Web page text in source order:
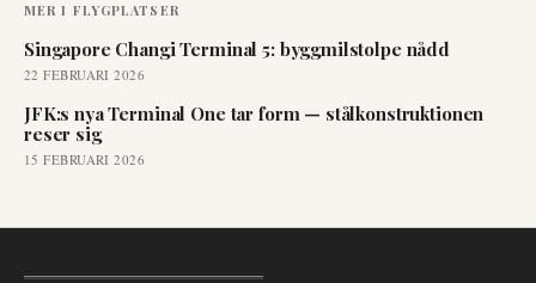
MER I FLYGPLATSER
Singapore Changi Terminal 5: byggmilstolpe nådd
22 FEBRUARI 2026
JFK:s nya Terminal One tar form — stålkonstruktionen
reser sig
15 FEBRUARI 2026